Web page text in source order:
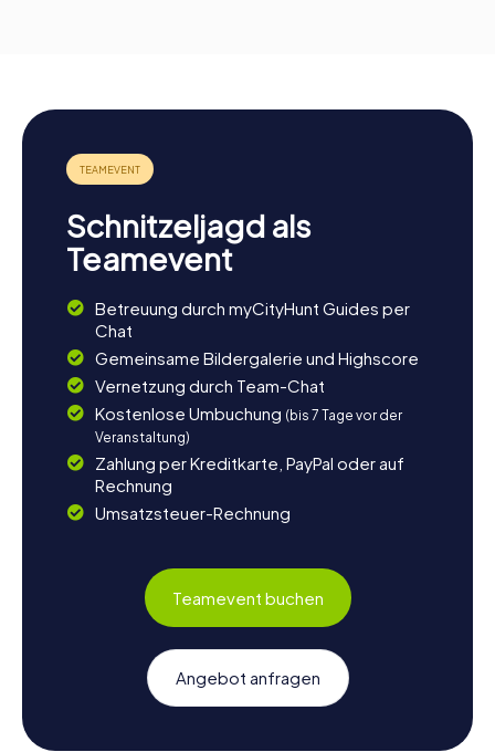
Schnitzeljagd als
Teamevent
Betreuung durch myCityHunt Guides per
Chat
Gemeinsame Bildergalerie und Highscore
Vernetzung durch Team-Chat
Kostenlose Umbuchung (bis 7 Tage vor der
Veranstaltung)
Zahlung per Kreditkarte, PayPal oder auf
Rechnung
Umsatzsteuer-Rechnung
Teamevent buchen
Angebot anfragen